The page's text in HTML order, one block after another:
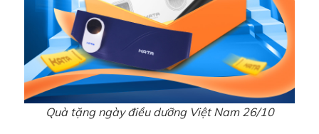
Quà tặng ngày điều dưỡng Việt Nam 26/10